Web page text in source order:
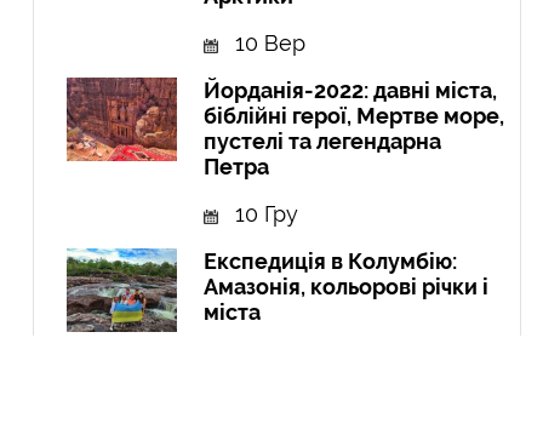
10 Вер
Йорданія-2022: давні міста,
біблійні герої, Мертве море,
пустелі та легендарна
Петра
10 Гру
Експедиція в Колумбію:
Амазонія, кольорові річки і
міста